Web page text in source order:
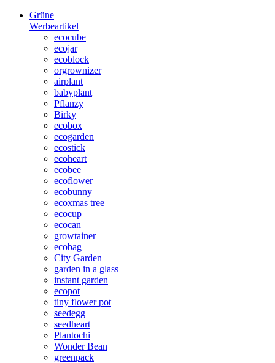
Grüne
Werbeartikel
ecocube
ecojar
ecoblock
orgrownizer
airplant
babyplant
Pflanzy
Birky
ecobox
ecogarden
ecostick
ecoheart
ecobee
ecoflower
ecobunny
ecoxmas tree
ecocup
ecocan
growtainer
ecobag
City Garden
garden in a glass
instant garden
ecopot
tiny flower pot
seedegg
seedheart
Plantochi
Wonder Bean
greenpack